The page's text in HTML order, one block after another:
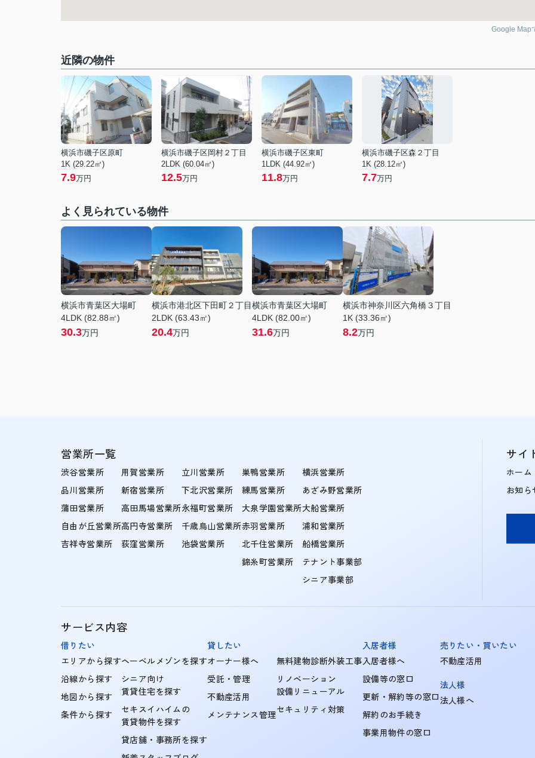
Google Map
近隣の物件
横浜市磯子区原町
1K (29.22㎡)
7.9万円
横浜市磯子区岡村２丁目
2LDK (60.04㎡)
12.5万円
横浜市磯子区東町
1LDK (44.92㎡)
11.8万円
横浜市磯子区森２丁目
1K (28.12㎡)
7.7万円
よく見られている物件
横浜市青葉区大場町
4LDK (82.88㎡)
30.3万円
横浜市港北区下田町２丁目
2LDK (63.43㎡)
20.4万円
横浜市青葉区大場町
4LDK (82.00㎡)
31.6万円
横浜市神奈川区六角橋３丁目
1K (33.36㎡)
8.2万円
営業所一覧
渋谷営業所
品川営業所
蒲田営業所
自由が丘営業所
吉祥寺営業所
用賀営業所
新宿営業所
高田馬場営業所
高円寺営業所
荻窪営業所
立川営業所
下北沢営業所
永福町営業所
千歳烏山営業所
池袋営業所
巣鴨営業所
練馬営業所
大泉学園営業所
赤羽営業所
北千住営業所
錦糸町営業所
横浜営業所
あざみ野営業所
大船営業所
浦和営業所
船橋営業所
テナント事業部
シニア事業部
サイ
ホーム
お知ら
サービス内容
借りたい
エリアから探す
沿線から探す
地図から探す
条件から探す
ヘーベルメゾンを探す
シニア向け
賃貸住宅を探す
セキスイハイムの
賃貸物件を探す
貸店舗・事務所を探す
貸したい
オーナー様へ
受託・管理
不動産活用
メンテナンス管理
無料建物診断外装工事
リノベーション
設備リニューアル
セキュリティ対策
入居者様
入居者様へ
設備等の窓口
更新・解約等の窓口
解約のお手続き
事業用物件の窓口
売りたい・買いたい
不動産活用
法人様
法人様へ